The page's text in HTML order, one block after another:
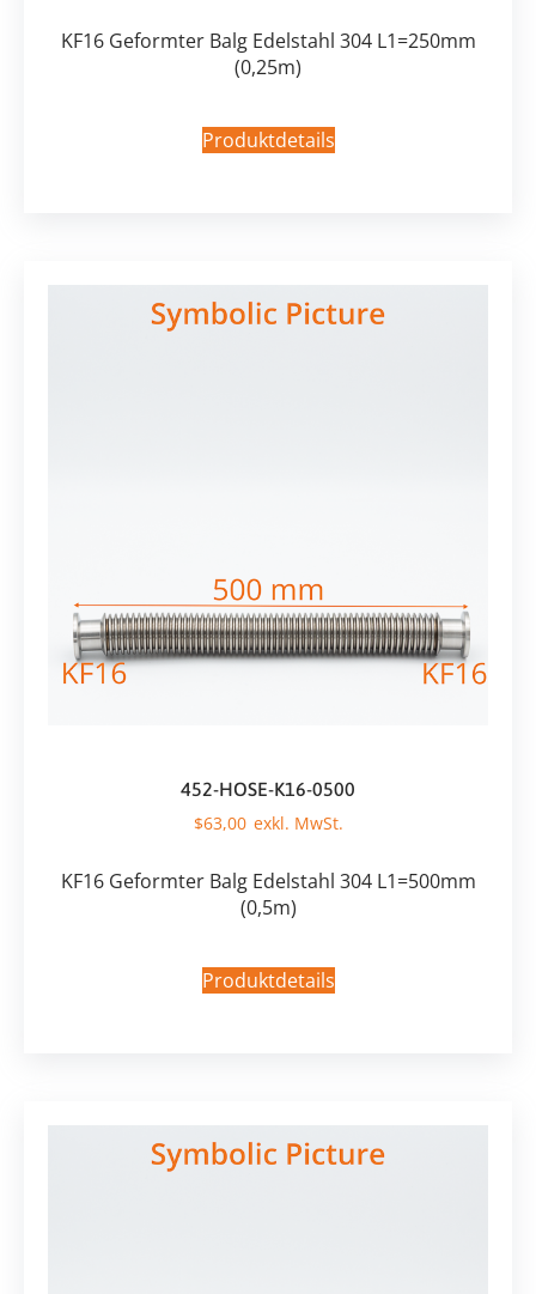
KF16 Geformter Balg Edelstahl 304 L1=250mm
(0,25m)
Produktdetails
452-HOSE-K16-0500
$63,00
KF16 Geformter Balg Edelstahl 304 L1=500mm
(0,5m)
Produktdetails